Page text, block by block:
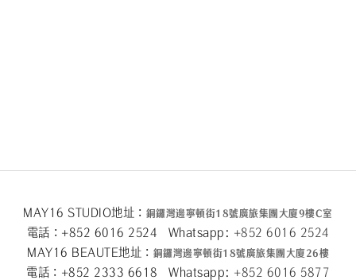
MAY16 STUDIO地址： 銅鑼灣邊寧頓街18號廣旅集團大廈9樓C室
電話：+852 6016 2524 Whatsapp: +852 6016 2524
MAY16 BEAUTE地址： 銅鑼灣邊寧頓街18號廣旅集團大廈26樓
電話：+852 2333 6618 Whatsapp: +852 6016 5877